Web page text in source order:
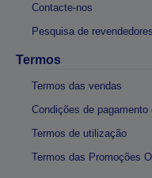
Contacte-nos
Pesquisa de revendedores
Termos
Termos das vendas
Condições de pagamento
Termos de utilização
Termos das Promoções